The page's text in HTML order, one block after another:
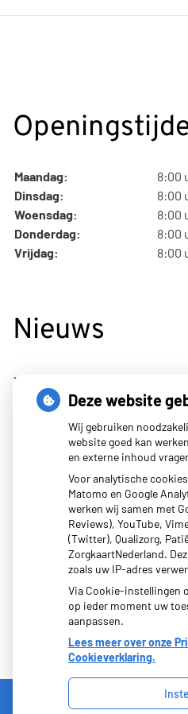
Maandag:
8:00
Dinsdag:
8:00
Woensdag:
8:00
Donderdag:
8:00
Vrijdag:
8:00
Nieuws
1162
Jong en alert: hoe je
dan een knobbeltje
Sinds huisartsen
neemt gebruik toe
Eigen risico gaat onder
Schurft sinds corona geen
uitbraken fors gestegen
Deze website
Wij gebruiken
website goed kan
en externe inhoud
Voor analytische
Matomo en Google
werken wij samen met
Reviews), YouTube,
(Twitter), Qualizorg,
ZorgkaartNederland.
zoals uw IP-adres
Via Cookie-instellingen
op ieder moment uw
aanpassen.
Lees meer over onze
Cookieverklaring.